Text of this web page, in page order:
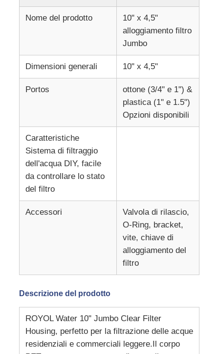
Raccordi per filtro acqua
Alloggio della membrana del RO
Contenitore a pressione di FRP
Serbatoio salamoia addolcitore
manometro
Contatore di flusso
Nome del prodotto
10" x 4,5"
alloggiamento filtro
Jumbo
Dimensioni generali 10" x 4,5"
Portos
ottone (3/4" e 1") &
plastica (1" e 1.5")
Opzioni disponibili
Caratteristiche
Sistema di filtraggio
dell'acqua DIY, facile
da controllare lo stato
del filtro
Accessori
Valvola di rilascio,
O-Ring, bracket,
vite, chiave di
alloggiamento del
filtro
Descrizione del prodotto
ROYOL Water 10" Jumbo Clear Filter
Housing, perfetto per la filtrazione delle acque
residenziali e commerciali leggere.Il corpo